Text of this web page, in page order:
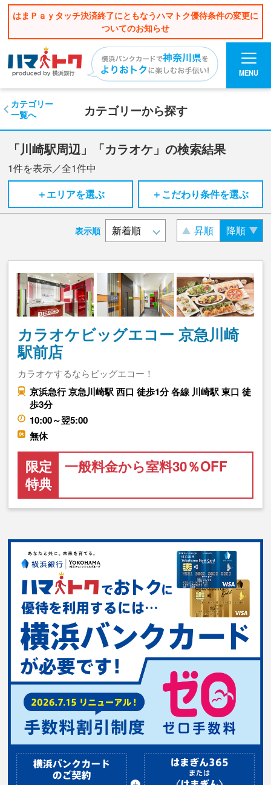
はまＰａｙタッチ決済終了にともなうハマトク優待条件の変更に
ついてのお知らせ
MENU
カテゴリーから探す
カテゴリー
一覧へ
「川崎駅周辺」「カラオケ」の検索結果
1件を表示／全1件中
＋エリアを選ぶ
＋こだわり条件を選ぶ
表示順 昇順 降順
カラオケビッグエコー 京急川崎
駅前店
カラオケするならビッグエコー！
京浜急行 京急川崎駅 西口 徒歩1分 各線 川崎駅 東口 徒
歩3分
10:00～翌5:00
無休
限定
特典
一般料金から室料30％OFF